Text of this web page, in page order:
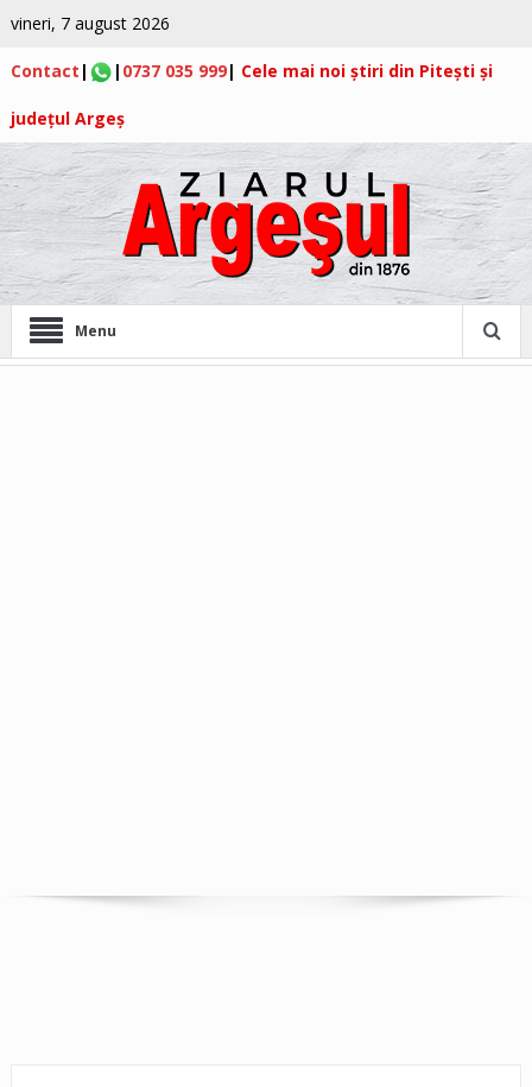
vineri, 7 august 2026
Contact | | 0737 035 999| Cele mai noi știri din Pitești și
județul Argeș
Menu